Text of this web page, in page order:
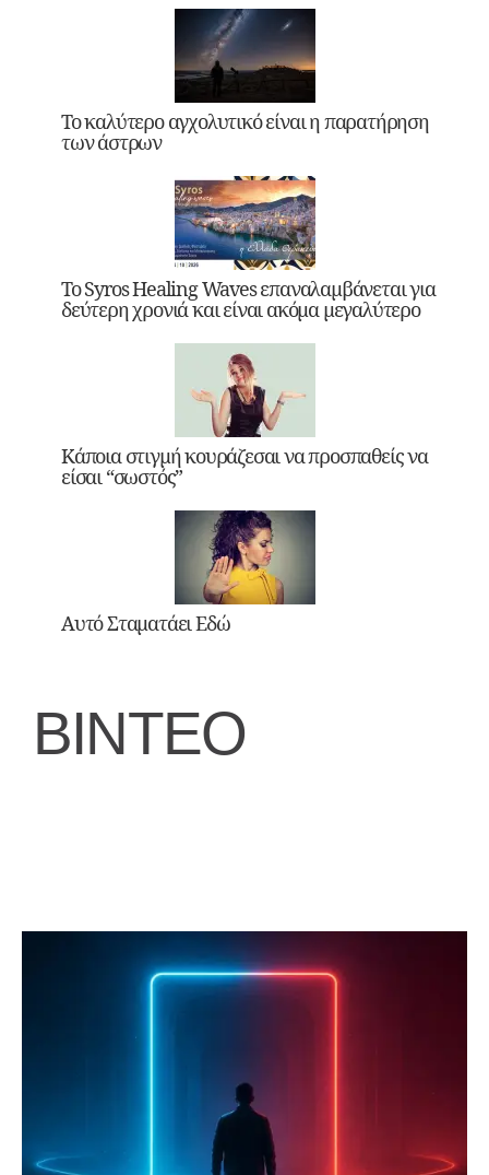
Το καλύτερο αγχολυτικό είναι η παρατήρηση
των άστρων
Το Syros Healing Waves επαναλαμβάνεται για
δεύτερη χρονιά και είναι ακόμα μεγαλύτερο
Κάποια στιγμή κουράζεσαι να προσπαθείς να
είσαι “σωστός”
Αυτό Σταματάει Εδώ
ΒΙΝΤΕΟ